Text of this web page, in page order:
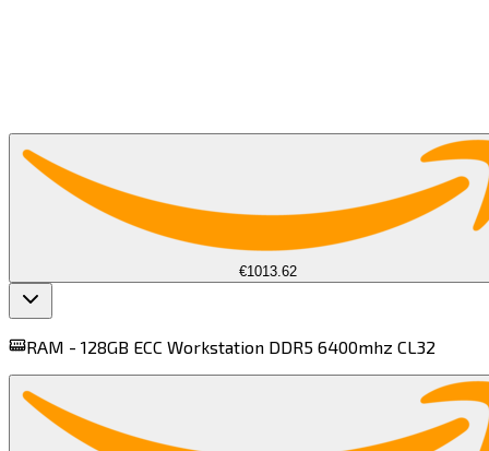
€1013.62
RAM - 128GB ECC Workstation DDR5 6400mhz CL32​​​​‌ ‍ ​‍​‍‌‍ ‌ ​‍‌‍‍‌‌‍‌ ‌‍‍‌‌‍ ‍​‍​‍​ ‍‍​‍​‍‌ ​ ‌‍​‌‌‍ ‍‌‍‍‌‌ ‌​‌ ‍‌​‍ ‍‌‍‍‌‌‍ ​‍​‍​‍ ​​‍​‍‌‍‍​‌ ​‍‌‍‌‌‌‍‌‍​‍​‍​ ‍‍​‍​‍​‍ ‌‍​‌‌‍‌​‌‍ ‌‌‍‍‌‌‍ ‍​‍ ‌‍‍‌‌‍ ‍‌ ‌​‌‍‌‌‌‍ ‍‌ ‌​​‍ ‌‍‌‌‌‍‌​‌‍‍‌‌ ‌​​‍ ‌‍ ‌‌‍ ‌‍‌​‌‍‌‌​ ‌‌ ​​‌ ​‍‌‍‌‌‌ ​ ‌‍‌‌‌‍ ‍‌ ‌​‌‍​‌‌ ‌​‌‍‍‌‌‍ ‌‍ ‍​ ‍ ‌‍‍‌‌‍‌​​ ‌‌‍​ ‌‍​‍​ ‌​​ ​‌‌‍​ ​ ​ ​ ‌‌​ ​‍​‍ ‌​ ​​‌‍​‍‌‍​‌‌‍‌‌​‍ ‌​ ‌​​ ‍​​ ​‌​ ‍​​‍ ‌​ ‍​​ ​​​ ‌​​ ‌‌​‍ ‌​ ​ ​ ​ ​ ​​‌‍‌‍‌‍‌‍‌‍‌​​ ‌‍​ ‌‌​ ‌​​ ‍​​ ​​​ ​​​ ‍ ‌ ‌​‌ ‍‌‌ ​​‌‍‌‌​ ‌‌ ​‍‌‍​‌‌‍ ‌​ ‍ ‌ ​​‌‍​‌‌ ‌​‌‍‍​​ ‌‌‍ ‍‌‍​‌‌‍ ‌‌‍‌‌​ ‌‍​‍‌‍​‌‌ ​ ‌‍‌‌‌‌‌‌‌ ​‍‌‍ ​​ ‌​‍‌‌​ ​‍‌​‌‍‌‍​‌‌‍‌​‌‍ ‌‌‍‍‌‌‍ ‍​‍‌‍‌‍‍‌‌‍‌​​ ‌‌‍​ ‌‍​‍​ ‌​​ ​‌‌‍​ ​ ​ ​ ‌‌​ ​‍​‍ ‌​ ​​‌‍​‍‌‍​‌‌‍‌‌​‍ ‌​ ‌​​ ‍​​ ​‌​ ‍​​‍ ‌​ ‍​​ ​​​ ‌​​ ‌‌​‍ ‌​ ​ ​ ​ ​ ​​‌‍‌‍‌‍‌‍‌‍‌​​ ‌‍​ ‌‌​ ‌​​ ‍​​ ​​​ ​​​‍‌‍‌ ‌​‌ ‍‌‌ ​​‌‍‌‌​ ‌‌ ​‍‌‍​‌‌‍ ‌​‍‌‍‌ ​​‌‍​‌‌ ‌​‌‍‍​​ ‌‌‍ ‍‌‍​‌‌‍ ‌‌‍‌‌​‍‌‍‌ ​​‌‍‌‌‌ ​‍‌ ​ ‌ ​​‌‍‌‌‌‍​ ‌ ‌​‌‍‍‌‌ ‌‍‌‍‌‌​ ‌‌ ​​‌ ‌‌‌‍​‍‌‍ ​‌‍‍‌‌ ​ ‌‍‍​‌‍‌‌‌‍‌​​‍​‍‌ ‌